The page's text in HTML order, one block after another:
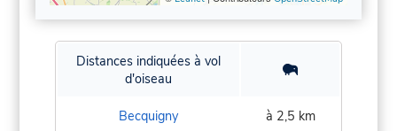
Distances indiquées à vol
d'oiseau
Becquigny à 2,5 km